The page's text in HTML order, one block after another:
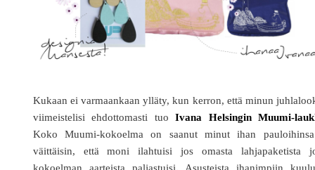
Kukaan ei varmaankaan ylläty, kun kerron, että minun
viimeistelisi ehdottomasti tuoIvana Helsingin Muumi-
Koko Muumi-kokoelma on saanut minut ihan
väittäisin, että moni ilahtuisi jos omasta lahjapaketista